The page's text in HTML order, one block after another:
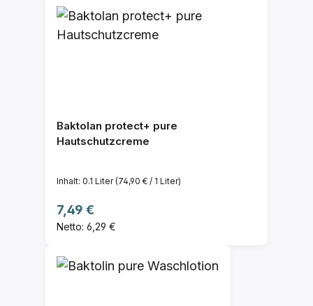
Baktolan protect+ pure
Hautschutzcreme
Inhalt: 0.1 Liter(74,90 € / 1 Liter)
Regulärer Preis:
7,49 €
Netto: 6,29 €